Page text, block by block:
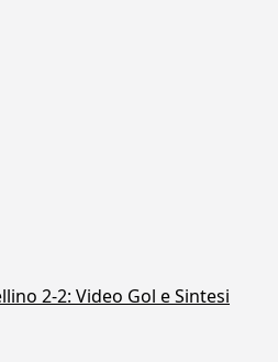
2-2: Video Gol e Sintesi